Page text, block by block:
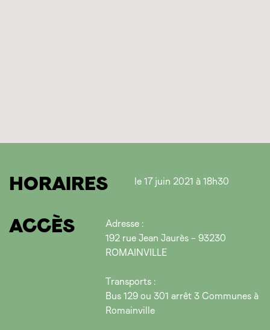
HORAIRES le 17 juin 2021 à 18h30
ACCÈS
Adresse :
192 rue Jean Jaurès – 93230
ROMAINVILLE
Transports :
Bus 129 ou 301 arrêt 3 Communes à
Romainville